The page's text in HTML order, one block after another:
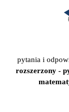
pytania i
rozszerzony -